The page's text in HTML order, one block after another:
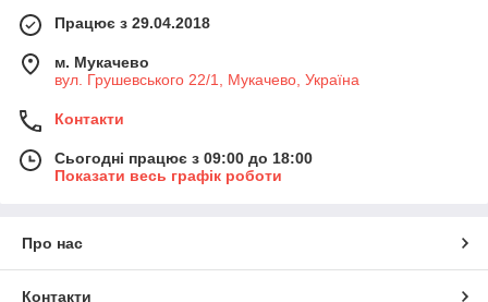
Працює з 29.04.2018
м. Мукачево
вул. Грушевського 22/1, Мукачево, Україна
Контакти
Сьогодні працює з 09:00 до 18:00
Показати весь графік роботи
Про нас
Контакти